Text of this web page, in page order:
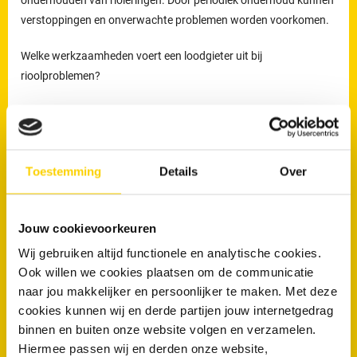
Toestemming Details Over
Jouw cookievoorkeuren
Wij gebruiken altijd functionele en analytische cookies.
Ook willen we cookies plaatsen om de communicatie
naar jou makkelijker en persoonlijker te maken. Met deze
cookies kunnen wij en derde partijen jouw internetgedrag
binnen en buiten onze website volgen en verzamelen.
Hiermee passen wij en derden onze website,
verstoppingen en onverwachte problemen worden voorkomen.
Welke werkzaamheden voert een loodgieter uit bij
rioolproblemen?
verstoppingen en lekkages, maar ook voor het reinigen,
Preventief onderhoud helpt om ophoping van vuil tijdig te
verwijderen en verkleint de kans op terugkerende verstoppingen
Loodgieters voor ontstopping van uw WC
of afvoer in Oldenzaal
Wanneer is een loodgieter nodig bij een verstopte wc of afvoer?
Een loodgieter is nodig wanneer een toilet of afvoer niet meer
doorspoelt of wanneer een verstopping blijft terugkomen. Wordt